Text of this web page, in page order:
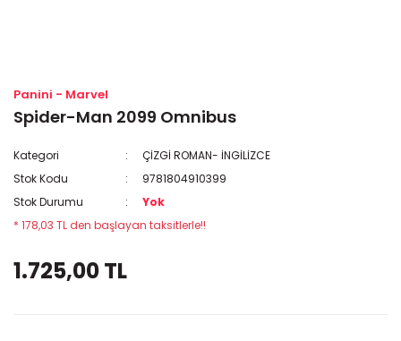
Panini - Marvel
Spider-Man 2099 Omnibus
Kategori
ÇİZGİ ROMAN- İNGİLİZCE
Stok Kodu
9781804910399
Stok Durumu
Yok
* 178,03 TL den başlayan taksitlerle!!
1.725,00 TL